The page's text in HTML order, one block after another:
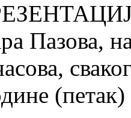
Пазова,